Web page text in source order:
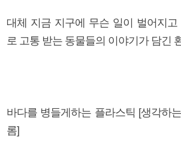
대체 지금 지구에 무슨 일이 벌어지고
로 고통 받는 동물들의 이야기가 담긴
바다를 병들게하는 플라스틱 [생각하
롬]